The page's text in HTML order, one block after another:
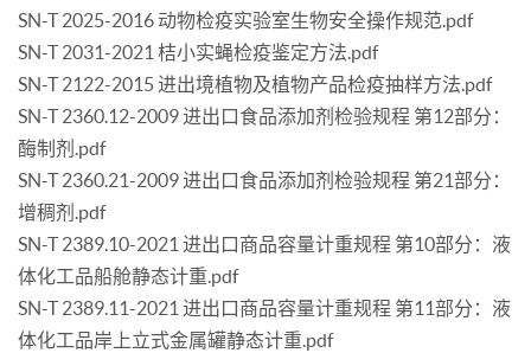
SN-T 2025-2016 动物检疫实验室生物安全操作规范.pdf
SN-T 2031-2021 桔小实蝇检疫鉴定方法.pdf
SN-T 2122-2015 进出境植物及植物产品检疫抽样方法.pdf
SN-T 2360.12-2009 进出口食品添加剂检验规程 第12部分：
酶制剂.pdf
SN-T 2360.21-2009 进出口食品添加剂检验规程 第21部分：
增稠剂.pdf
SN-T 2389.10-2021 进出口商品容量计重规程 第10部分：液
体化工品船舱静态计重.pdf
SN-T 2389.11-2021 进出口商品容量计重规程 第11部分：液
体化工品岸上立式金属罐静态计重.pdf